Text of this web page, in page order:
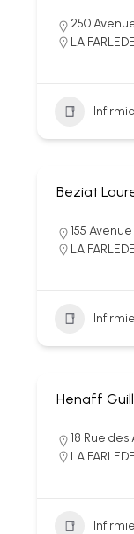
250
LA FARLEDE
Beziat
155
LA FARLEDE
Henaff
18 Rue des
LA FARLEDE